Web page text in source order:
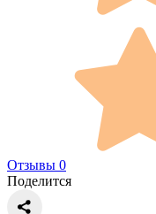
Отзывы 0
Поделится